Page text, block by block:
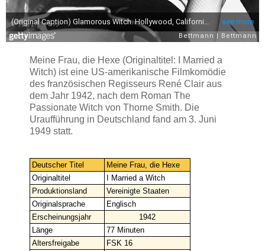
Meine Frau, die Hexe (Originaltitel: I Married a
Witch) ist eine US-amerikanische Filmkomödie
des französischen Regisseurs René Clair aus
dem Jahr 1942, nach dem Roman The
Passionate Witch von Thorne Smith. Die
Uraufführung in Deutschland fand am 3. Juni
1949 statt.
Deutscher Titel
Meine Frau, die Hexe
Originaltitel
I Married a Witch
Produktionsland
Vereinigte Staaten
Originalsprache
Englisch
Erscheinungsjahr
1942
Länge
77 Minuten
Altersfreigabe
FSK 16